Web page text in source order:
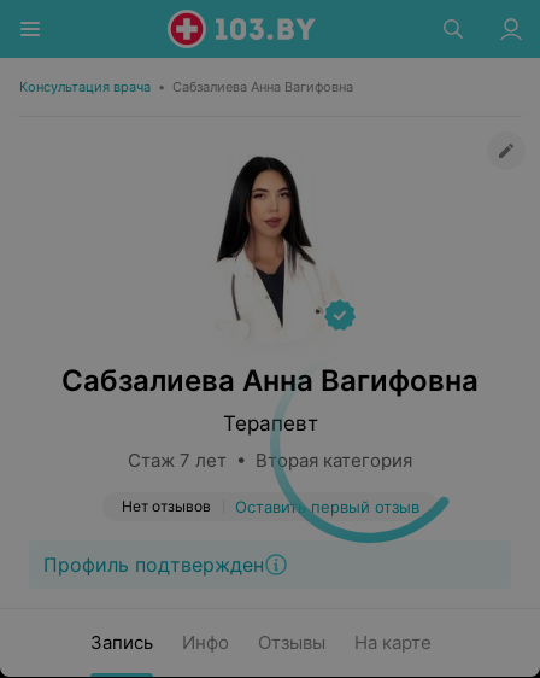
Консультация врача • Сабзалиева Анна Вагифовна
Сабзалиева Анна Вагифовна
Терапевт
Стаж 7 лет • Вторая категория
Нет отзывов Оставить первый отзыв
Профиль подтвержден
Запись Инфо Отзывы На карте